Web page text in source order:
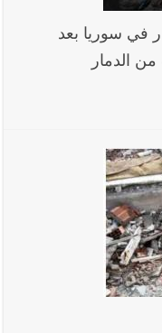
في سوريا بعد
الدمار